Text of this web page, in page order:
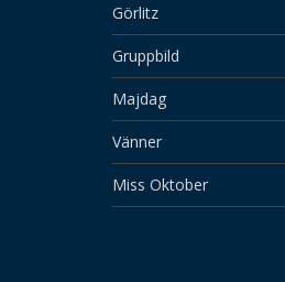
Görlitz
Gruppbild
Majdag
Vänner
Miss Oktober